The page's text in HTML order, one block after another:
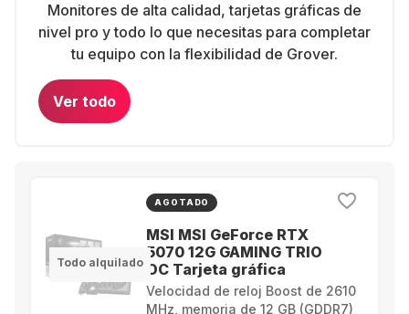
Monitores de alta calidad, tarjetas gráficas de
nivel pro y todo lo que necesitas para completar
tu equipo con la flexibilidad de Grover.
Ver todo
Todo alquilado
AGOTADO
MSI MSI GeForce RTX
5070 12G GAMING TRIO
OC Tarjeta gráfica
Velocidad de reloj Boost de 2610
MHz, memoria de 12 GB (GDDR7)